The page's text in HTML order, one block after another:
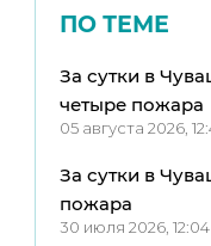
ПО ТЕМЕ
За сутки в
четыре пожара
05 августа 2026,
За сутки в
пожара
30 июля 2026, 12:04